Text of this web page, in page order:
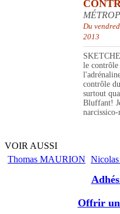
Du
2013
le contrôle
contrôle
surtout
Bluffant!
VOIR AUSSI
Thomas MAURION
Offrir